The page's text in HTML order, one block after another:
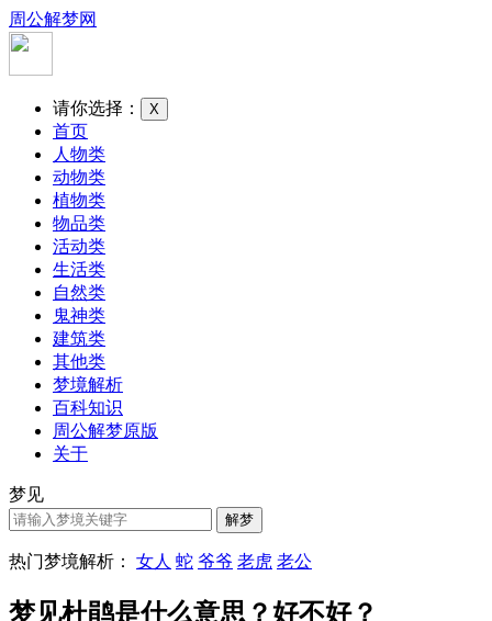
周公解梦网
请你选择： X
首页
人物类
动物类
植物类
物品类
活动类
生活类
自然类
鬼神类
建筑类
其他类
梦境解析
百科知识
周公解梦原版
关于
梦见
热门梦境解析： 女人 蛇 爷爷 老虎 老公
梦见杜鹃是什么意思？好不好？